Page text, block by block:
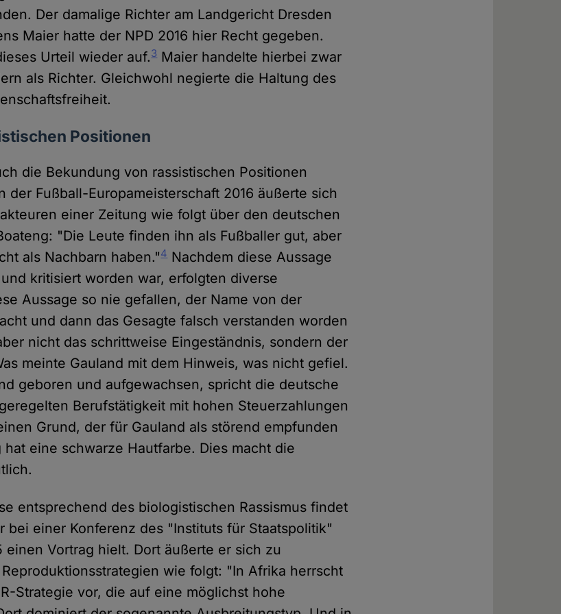
Der damalige Richter am Landgericht Dresden
Maier hatte der NPD 2016 hier Recht gegeben.
Urteil wieder auf.3Maier handelte hierbei zwar
als Richter. Gleichwohl negierte die Haltung des
Positionen
die Bekundung von rassistischen Positionen
der Fußball-Europameisterschaft 2016 äußerte sich
einer Zeitung wie folgt über den deutschen
"Die Leute finden ihn als Fußballer gut, aber
als Nachbarn haben."4Nachdem diese Aussage
kritisiert worden war, erfolgten diverse
Aussage so nie gefallen, der Name von der
und dann das Gesagte falsch verstanden worden
nicht das schrittweise Eingeständnis, sondern der
meinte Gauland mit dem Hinweis, was nicht gefiel.
geboren und aufgewachsen, spricht die deutsche
Berufstätigkeit mit hohen Steuerzahlungen
Grund, der für Gauland als störend empfunden
eine schwarze Hautfarbe. Dies macht die
entsprechend des biologistischen Rassismus findet
bei einer Konferenz des "Instituts für Staatspolitik"
einen Vortrag hielt. Dort äußerte er sich zu
wie folgt: "In Afrika herrscht
Strategie vor, die auf eine möglichst hohe